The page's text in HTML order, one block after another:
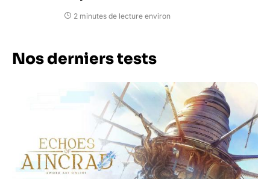
2 minutes de lecture environ
Nos derniers tests